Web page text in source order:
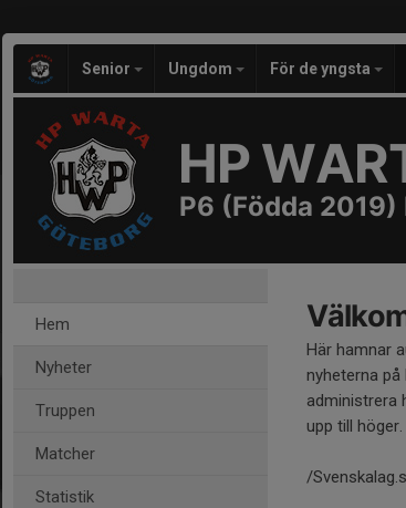
Senior Ungdom För de yngsta
HP
P6 (Födda
Hem
Nyheter
Truppen
Matcher
Statistik
Här hamnar
nyheterna på
administrera
upp till höger.
/